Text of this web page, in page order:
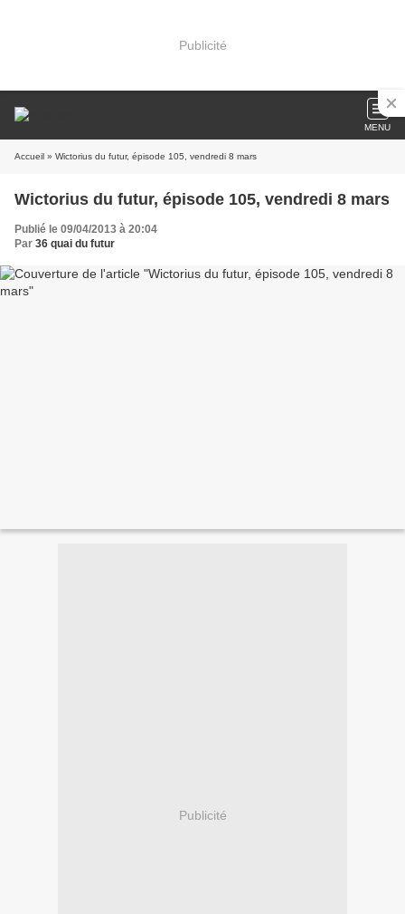
Publicité
MENU
Accueil » Wictorius du futur, épisode 105, vendredi 8 mars
Wictorius du futur, épisode 105, vendredi 8 mars
Publié le 09/04/2013 à 20:04
Par 36 quai du futur
Publicité